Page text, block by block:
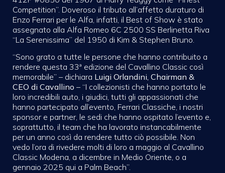
Competition”. Doveroso il tributo all’affetto duraturo di
Enzo Ferrari per le Alfa, infatti, il Best of Show è stato
assegnato alla Alfa Romeo 6C 2500 SS Berlinetta Riva
“La Serenissima” del 1950 di Kim & Stephen Bruno.
“Sono grato a tutte le persone che hanno contribuito a
rendere questa 33ª edizione del Cavallino Classic così
memorabile” – dichiara Luigi Orlandini, Chairman &
CEO di Cavallino – “I collezionisti che hanno portato le
loro incredibili auto, i giudici, tutti gli appassionati che
hanno partecipato all’evento, Ferrari Classiche, i nostri
sponsor e partner, le sedi che hanno ospitato l’evento e,
soprattutto, il team che ha lavorato instancabilmente
per un anno così da rendere tutto ciò possibile. Non
vedo l’ora di rivedere molti di loro a maggio al Cavallino
Classic Modena, a dicembre in Medio Oriente, o a
gennaio 2025 qui a Palm Beach”.